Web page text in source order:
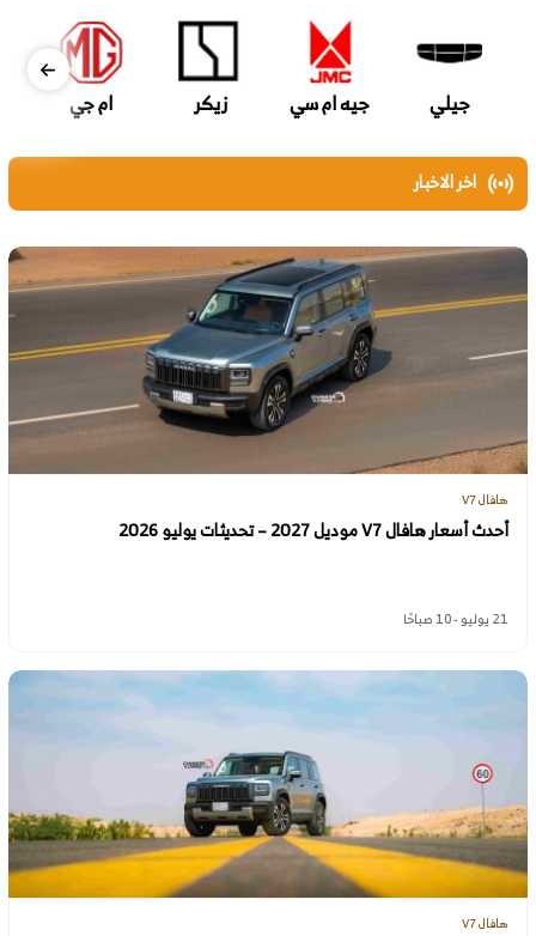
جيلي جيه ام سي زيكر ام جي
اخر الاخبار
هافال V7
أحدث أسعار هافال V7 موديل 2027 – تحديثات يوليو 2026
21 يوليو - 10 صباحًا
هافال V7